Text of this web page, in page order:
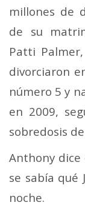
millones de
de su
Patti
divorciaron
número 5 y
en 2009,
sobredosis
Anthony dice
se sabía qué
noche.